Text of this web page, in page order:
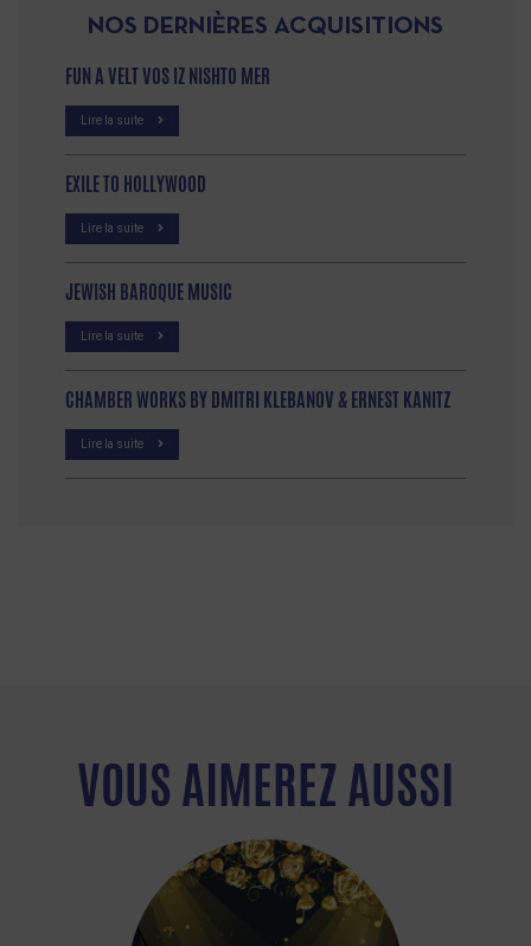
NOS DERNIÈRES ACQUISITIONS
FUN A VELT VOS IZ NISHTO MER
Lire la suite
EXILE TO HOLLYWOOD
Lire la suite
JEWISH BAROQUE MUSIC
Lire la suite
CHAMBER WORKS BY DMITRI KLEBANOV & ERNEST KANITZ
Lire la suite
VOUS AIMEREZ AUSSI